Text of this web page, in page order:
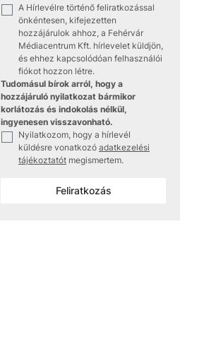
✓
A Hírlevélre történő feliratkozással
önkéntesen, kifejezetten
hozzájárulok ahhoz, a Fehérvár
Médiacentrum Kft. hírlevelet küldjön,
és ehhez kapcsolódóan felhasználói
fiókot hozzon létre.
Tudomásul bírok arról, hogy a
hozzájáruló nyilatkozat bármikor
korlátozás és indokolás nélkül,
ingyenesen visszavonható.
✓
Nyilatkozom, hogy a hírlevél
küldésre vonatkozó adatkezelési
tájékoztatót megismertem.
Feliratkozás